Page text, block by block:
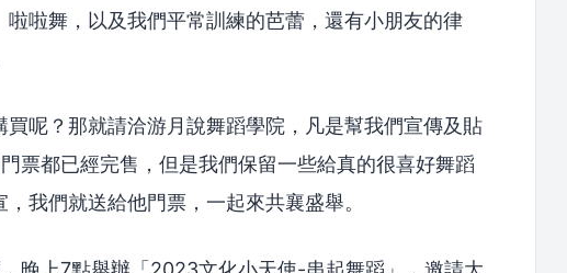
啦舞，以及我們平常訓練的芭蕾，還有小朋友的律
呢？那就請洽游月說舞蹈學院，凡是幫我們宣傳及貼
票都已經完售，但是我們保留一些給真的很喜好舞蹈
我們就送給他門票，一起來共襄盛舉。